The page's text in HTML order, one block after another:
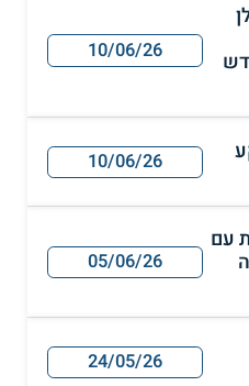
10/06/26
10/06/26
עם
05/06/26
24/05/26